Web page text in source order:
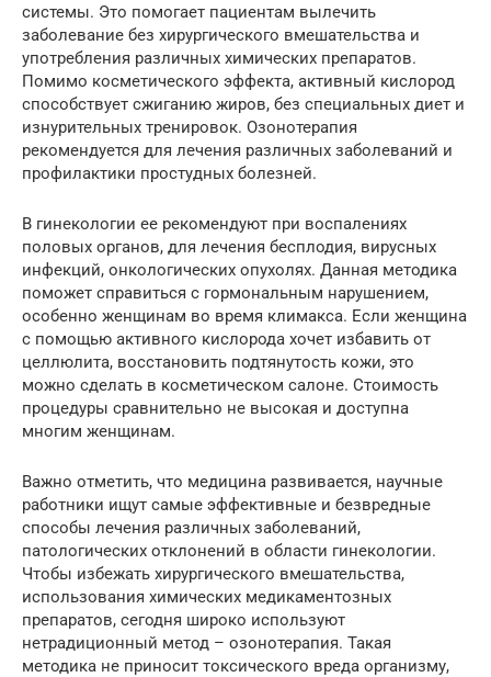
системы. Это помогает пациентам вылечить
заболевание без хирургического вмешательства и
употребления различных химических препаратов.
Помимо косметического эффекта, активный кислород
способствует сжиганию жиров, без специальных диет и
изнурительных тренировок. Озонотерапия
рекомендуется для лечения различных заболеваний и
профилактики простудных болезней.
В гинекологии ее рекомендуют при воспалениях
половых органов, для лечения бесплодия, вирусных
инфекций, онкологических опухолях. Данная методика
поможет справиться с гормональным нарушением,
особенно женщинам во время климакса. Если женщина
с помощью активного кислорода хочет избавить от
целлюлита, восстановить подтянутость кожи, это
можно сделать в косметическом салоне. Стоимость
процедуры сравнительно не высокая и доступна
многим женщинам.
Важно отметить, что медицина развивается, научные
работники ищут самые эффективные и безвредные
способы лечения различных заболеваний,
патологических отклонений в области гинекологии.
Чтобы избежать хирургического вмешательства,
использования химических медикаментозных
препаратов, сегодня широко используют
нетрадиционный метод – озонотерапия. Такая
методика не приносит токсического вреда организму,